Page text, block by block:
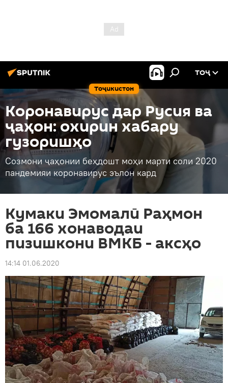
Тоҷикистон
ТОҶ
Коронавирус дар Русия ва
ҷаҳон: охирин хабару
гузоришҳо
Созмони ҷаҳонии беҳдошт моҳи марти соли 2020
пандемияи коронавирус эълон кард
Кумаки Эмомалӣ Раҳмон
ба 166 хонаводаи
пизишкони ВМКБ - аксҳо
14:14 01.06.2020